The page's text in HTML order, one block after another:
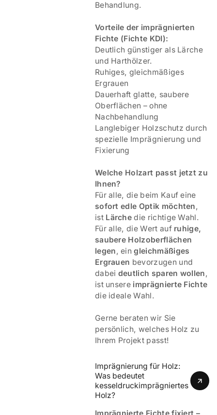
Behandlung.
Vorteile der imprägnierten
Fichte (Fichte KDI):
Deutlich günstiger als Lärche
und Harthölzer.
Ruhiges, gleichmäßiges
Ergrauen
Dauerhaft glatte, saubere
Oberflächen – ohne
Nachbehandlung
Langlebiger Holzschutz durch
spezielle Imprägnierung und
Fixierung
Welche Holzart passt jetzt zu
Ihnen?
Für alle, die beim Kauf eine
sofort edle Optik möchten,
ist Lärchedie richtige Wahl.
Für alle, die Wert auf ruhige,
saubere Holzoberflächen
legen, eingleichmäßiges
Ergrauen bevorzugen und
dabei deutlich sparen wollen,
ist unsere imprägnierte Fichte
die ideale Wahl.
Gerne beraten wir Sie
persönlich, welches Holz zu
Ihrem Projekt passt!
Imprägnierung für Holz:
Was bedeutet
kesseldruckimprägniertes
Holz?